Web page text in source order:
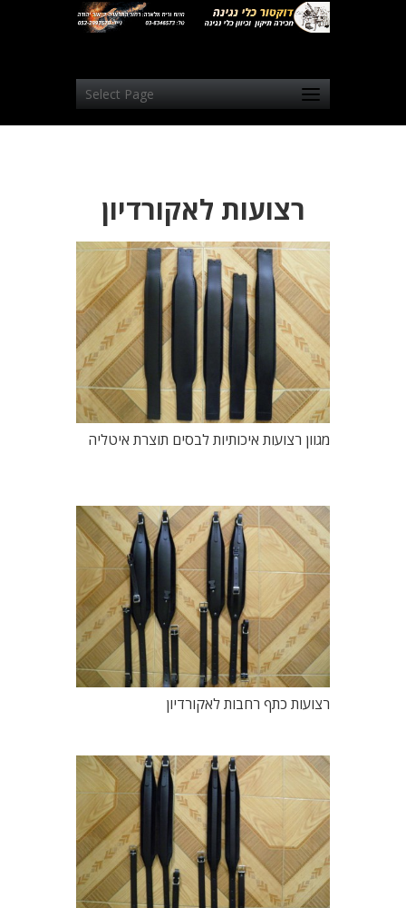
Select Page
רצועות לאקורדיון
מגוון רצועות איכותיות לבסים תוצרת איטליה
רצועות כתף רחבות לאקורדיון